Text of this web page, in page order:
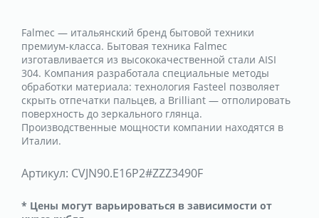
Falmec — итальянский бренд бытовой техники
премиум-класса. Бытовая техника Falmec
изготавливается из высококачественной стали AISI
304. Компания разработала специальные методы
обработки материала: технология Fasteel позволяет
скрыть отпечатки пальцев, а Brilliant — отполировать
поверхность до зеркального глянца.
Производственные мощности компании находятся в
Италии.
Артикул: CVJN90.E16P2#ZZZ3490F
* Цены могут варьироваться в зависимости от